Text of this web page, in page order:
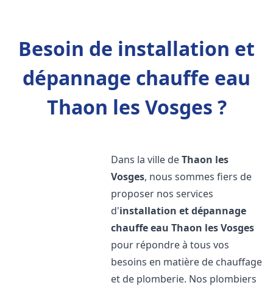
Besoin de installation et
dépannage chauffe eau
Thaon les Vosges ?
Dans la ville deThaon les
Vosges, nous sommes fiers de
proposer nos services
d'installation et dépannage
chauffe eau Thaon les Vosges
pour répondre à tous vos
besoins en matière de chauffage
et de plomberie. Nos plombiers